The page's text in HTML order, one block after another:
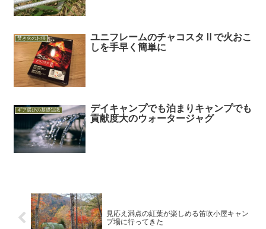
焚き火のお供
ユニフレームのチャコスタⅡで火おこ
しを手早く簡単に
ギア選びの基礎知識
デイキャンプでも泊まりキャンプでも
貢献度大のウォータージャグ
見応え満点の紅葉が楽しめる笛吹小屋キャン
プ場に行ってきた